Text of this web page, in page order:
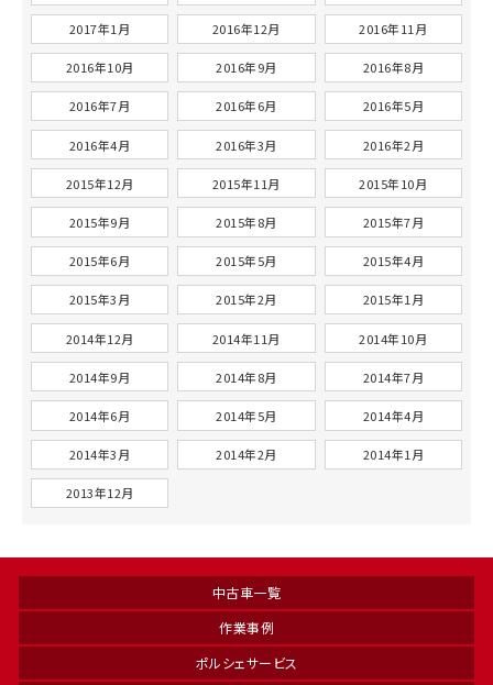
2017年1月 2016年12月 2016年11月
2016年10月 2016年9月 2016年8月
2016年7月 2016年6月 2016年5月
2016年4月 2016年3月 2016年2月
2015年12月 2015年11月 2015年10月
2015年9月 2015年8月 2015年7月
2015年6月 2015年5月 2015年4月
2015年3月 2015年2月 2015年1月
2014年12月 2014年11月 2014年10月
2014年9月 2014年8月 2014年7月
2014年6月 2014年5月 2014年4月
2014年3月 2014年2月 2014年1月
2013年12月
中古車一覧
作業事例
ポルシェサービス